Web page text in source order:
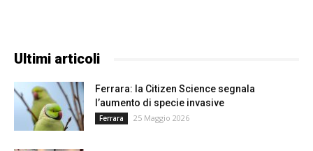
Ultimi articoli
Ferrara: la Citizen Science segnala
l’aumento di specie invasive
Ferrara 25 Maggio 2026